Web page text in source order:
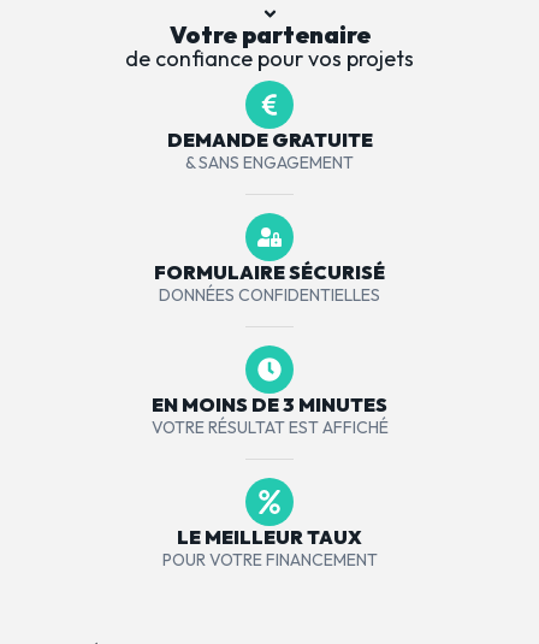
Votre partenaire
de confiance pour vos projets
DEMANDE GRATUITE
& SANS ENGAGEMENT
FORMULAIRE SÉCURISÉ
DONNÉES CONFIDENTIELLES
EN MOINS DE 3 MINUTES
VOTRE RÉSULTAT EST AFFICHÉ
LE MEILLEUR TAUX
POUR VOTRE FINANCEMENT